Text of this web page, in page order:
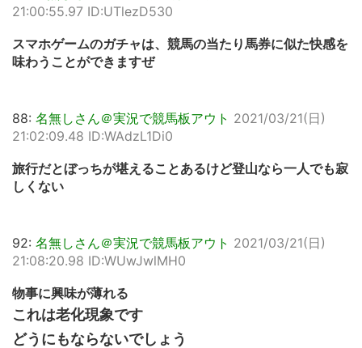
21:00:55.97 ID:UTlezD530
スマホゲームのガチャは、競馬の当たり馬券に似た快感を
味わうことができますぜ
88: 名無しさん＠実況で競馬板アウト 2021/03/21(日)
21:02:09.48 ID:WAdzL1Di0
旅行だとぼっちが堪えることあるけど登山なら一人でも寂
しくない
92: 名無しさん＠実況で競馬板アウト 2021/03/21(日)
21:08:20.98 ID:WUwJwlMH0
物事に興味が薄れる
これは老化現象です
どうにもならないでしょう